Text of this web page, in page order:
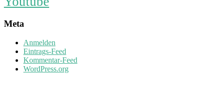
Meta
Anmelden
Eintrags-Feed
Kommentar-Feed
WordPress.org